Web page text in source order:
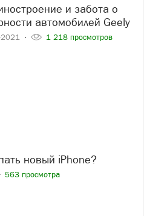
автомобилей Geely
1 218 просмотров
новый iPhone?
563 просмотра